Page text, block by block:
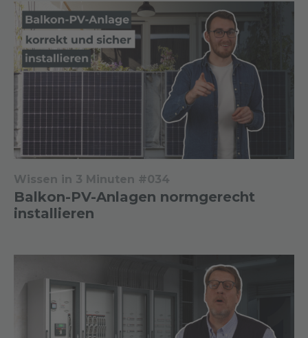
Wissen in 3 Minuten #034
Balkon-PV-Anlagen normgerecht
installieren